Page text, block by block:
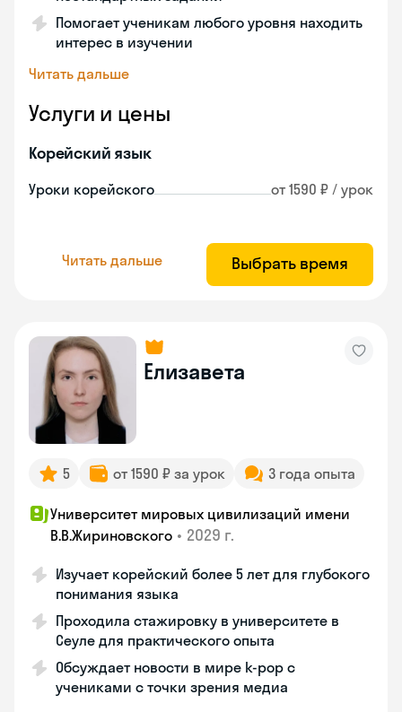
Помогает ученикам любого уровня находить
интерес в изучении
Читать дальше
Услуги и цены
Корейский язык
Уроки корейского от 1590 ₽ / урок
Читать дальше Выбрать время
Елизавета
5 от 1590 ₽ за урок 3 года опыта
Университет мировых цивилизаций имени
В.В.Жириновского • 2029 г.
Изучает корейский более 5 лет для глубокого
понимания языка
Проходила стажировку в университете в
Сеуле для практического опыта
Обсуждает новости в мире k-pop с
учениками с точки зрения медиа